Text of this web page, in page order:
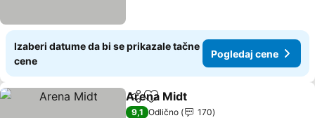
Izaberi datume da bi se prikazale tačne
cene
Pogledaj cene
Deli Dodati u favorite
Arena Midt
9,1 Odlično
170